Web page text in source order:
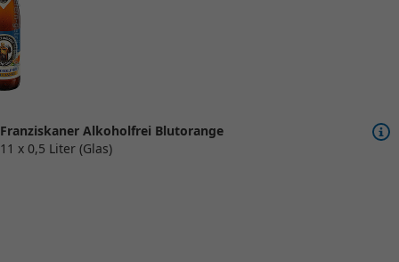
Franziskaner Alkoholfrei Blutorange
11 x 0,5 Liter (Glas)